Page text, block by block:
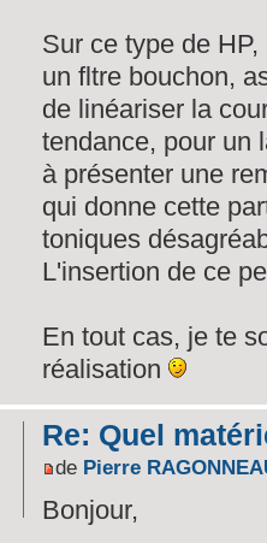
Sur ce type de
un fltre bouchon,
de linéariser la
tendance, pour un
à présenter une
qui donne cette
toniques
L'insertion de ce
En tout cas, je te
réalisation
Re: Quel
de Pierre
Bonjour,